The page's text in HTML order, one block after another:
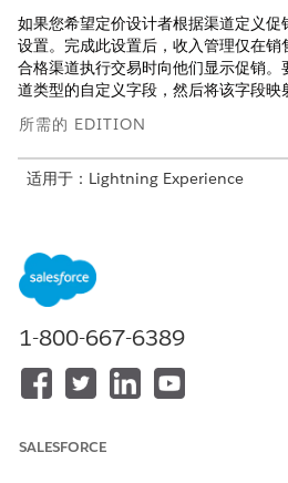
如果您希望定价设计者根据渠道定义
设置。完成此设置后， 收入管理仅在销
合格渠道执行交易时向他们显示促销
道类型的自定义字段，然后将该字段映
所需的 EDITION
适用于：Lightning Experience
Revenue Management
Edition(以前称为 Revenue Cloud)
自定义上下文定义：
他们可以根据销售发生的位置提供不同
1-800-667-6389
SALESFORCE